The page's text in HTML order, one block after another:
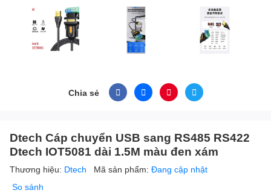
Chia sẻ
Dtech Cáp chuyển USB sang RS485 RS422
Dtech IOT5081 dài 1.5M màu đen xám
Thương hiệu: Dtech Mã sản phẩm: Đang cập nhật
So sánh